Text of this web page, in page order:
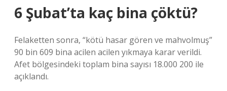
6 Şubat’ta kaç bina çöktü?
Felaketten sonra, “kötü hasar gören ve mahvolmuş”
90 bin 609 bina acilen acilen yıkmaya karar verildi.
Afet bölgesindeki toplam bina sayısı 18.000 200 ile
açıklandı.